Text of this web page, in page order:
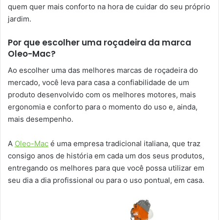
quem quer mais conforto na hora de cuidar do seu próprio
jardim.
Por que escolher uma roçadeira da marca
Oleo-Mac?
Ao escolher uma das melhores marcas de roçadeira do
mercado, você leva para casa a confiabilidade de um
produto desenvolvido com os melhores motores, mais
ergonomia e conforto para o momento do uso e, ainda,
mais desempenho.
A Oleo-Mac é uma empresa tradicional italiana, que traz
consigo anos de história em cada um dos seus produtos,
entregando os melhores para que você possa utilizar em
seu dia a dia profissional ou para o uso pontual, em casa.